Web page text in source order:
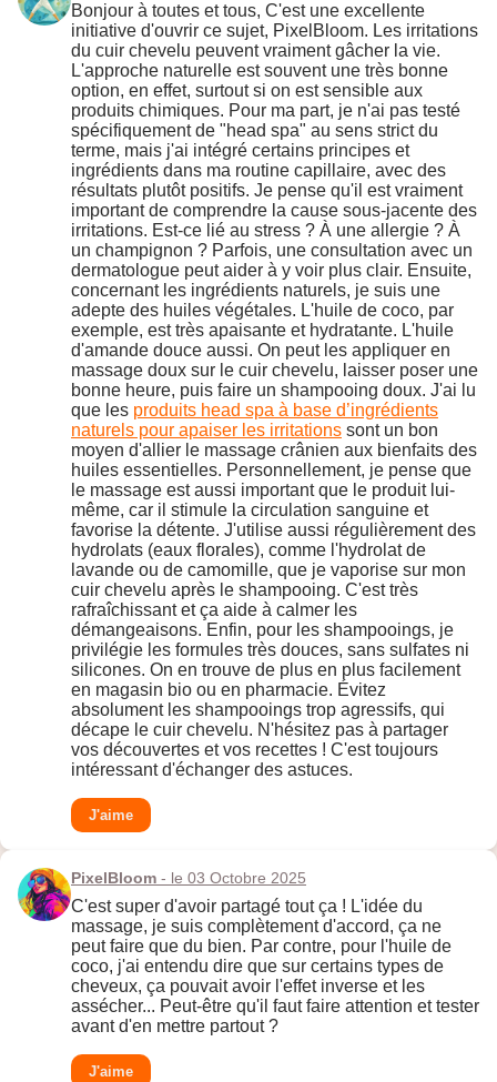
Bonjour à toutes et tous, C'est une excellente
initiative d'ouvrir ce sujet, PixelBloom. Les irritations
du cuir chevelu peuvent vraiment gâcher la vie.
L'approche naturelle est souvent une très bonne
option, en effet, surtout si on est sensible aux
produits chimiques. Pour ma part, je n'ai pas testé
spécifiquement de "head spa" au sens strict du
terme, mais j'ai intégré certains principes et
ingrédients dans ma routine capillaire, avec des
résultats plutôt positifs. Je pense qu'il est vraiment
important de comprendre la cause sous-jacente des
irritations. Est-ce lié au stress ? À une allergie ? À
un champignon ? Parfois, une consultation avec un
dermatologue peut aider à y voir plus clair. Ensuite,
concernant les ingrédients naturels, je suis une
adepte des huiles végétales. L'huile de coco, par
exemple, est très apaisante et hydratante. L'huile
d'amande douce aussi. On peut les appliquer en
massage doux sur le cuir chevelu, laisser poser une
bonne heure, puis faire un shampooing doux. J'ai lu
que les produits head spa à base d’ingrédients
naturels pour apaiser les irritations sont un bon
moyen d'allier le massage crânien aux bienfaits des
huiles essentielles. Personnellement, je pense que
le massage est aussi important que le produit lui-
même, car il stimule la circulation sanguine et
favorise la détente. J'utilise aussi régulièrement des
hydrolats (eaux florales), comme l'hydrolat de
lavande ou de camomille, que je vaporise sur mon
cuir chevelu après le shampooing. C'est très
rafraîchissant et ça aide à calmer les
démangeaisons. Enfin, pour les shampooings, je
privilégie les formules très douces, sans sulfates ni
silicones. On en trouve de plus en plus facilement
en magasin bio ou en pharmacie. Évitez
absolument les shampooings trop agressifs, qui
décape le cuir chevelu. N'hésitez pas à partager
vos découvertes et vos recettes ! C'est toujours
intéressant d'échanger des astuces.
J'aime
PixelBloom - le 03 Octobre 2025
C'est super d'avoir partagé tout ça ! L'idée du
massage, je suis complètement d'accord, ça ne
peut faire que du bien. Par contre, pour l'huile de
coco, j'ai entendu dire que sur certains types de
cheveux, ça pouvait avoir l'effet inverse et les
assécher... Peut-être qu'il faut faire attention et tester
avant d'en mettre partout ?
J'aime